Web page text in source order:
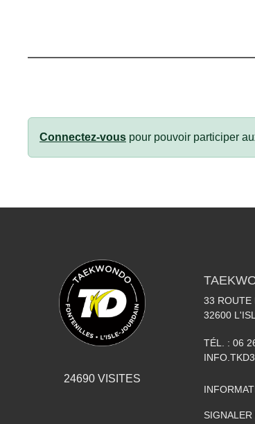
Connectez-vous pour pouvoir participer
24690VISITES
33 ROUTE
32600
TÉL. : 06